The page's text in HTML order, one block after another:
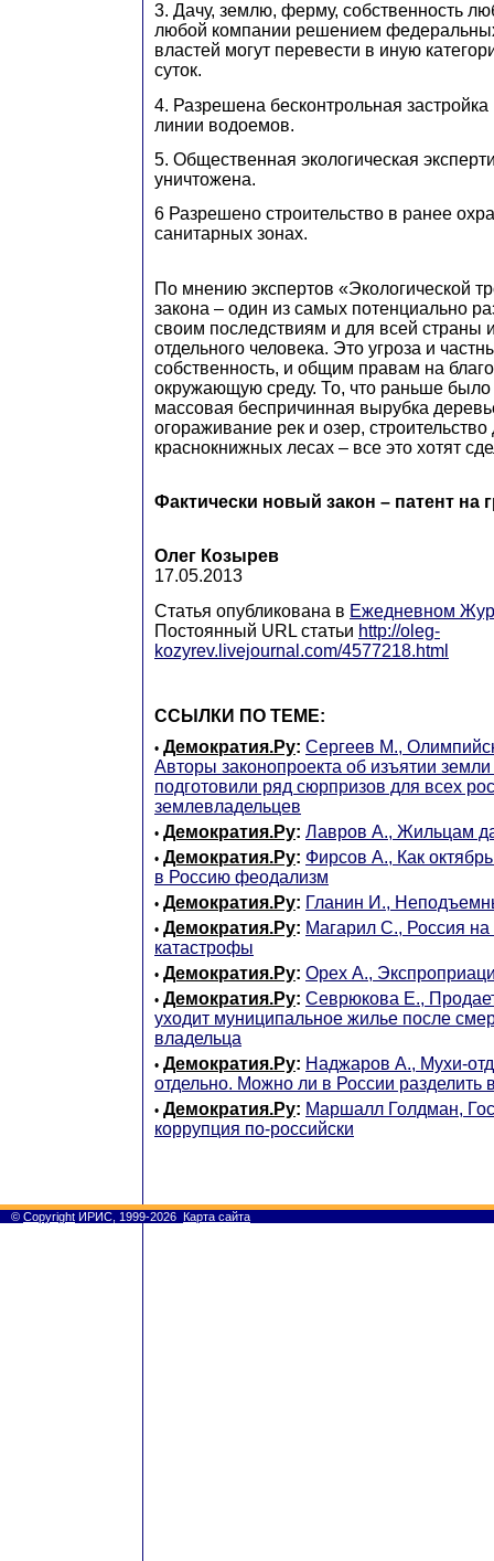
3. Дачу, землю, ферму, собственность
любой компании решением
властей могут перевести в иную
суток.
4. Разрешена бесконтрольная застройка
линии водоемов.
5. Общественная экологическая
уничтожена.
6 Разрешено строительство в ранее
санитарных зонах.
По мнению экспертов «Экологической
закона – один из самых потенциально
своим последствиям и для всей страны
отдельного человека. Это угроза и
собственность, и общим правам на
окружающую среду. То, что раньше было
массовая беспричинная вырубка
огораживание рек и озер,
краснокнижных лесах – все это хотят
Фактически новый закон – патент на
Олег Козырев
17.05.2013
Статья опубликована в Ежедневном
Постоянный URL статьи http://oleg-
kozyrev.livejournal.com/4577218.html
ССЫЛКИ ПО ТЕМЕ:
• Демократия.Ру: Сергеев М.,
Авторы законопроекта об изъятии
подготовили ряд сюрпризов для всех
землевладельцев
• Демократия.Ру: Лавров А., Жильцам
• Демократия.Ру: Фирсов А., Как
в Россию феодализм
• Демократия.Ру: Гланин И.,
• Демократия.Ру: Магарил С., Россия на
катастрофы
• Демократия.Ру: Орех А.,
• Демократия.Ру: Севрюкова Е.,
уходит муниципальное жилье после
владельца
• Демократия.Ру: Наджаров А., Мухи-
отдельно. Можно ли в России разделить
• Демократия.Ру: Маршалл Голдман,
коррупция по-российски
© Copyright ИРИС, 1999-2026 Карта сайта